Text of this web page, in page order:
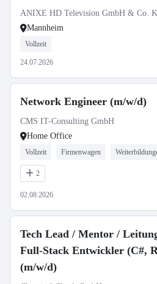
ANIXE HD Television GmbH & Co.
Mannheim
Vollzeit
24.07.2026
Network Engineer (m/w/d)
CMS IT-Consulting GmbH
Home Office
Vollzeit Firmenwagen
2
02.08.2026
Tech Lead / Mentor /
Full-Stack Entwickler (C#,
(m/w/d)